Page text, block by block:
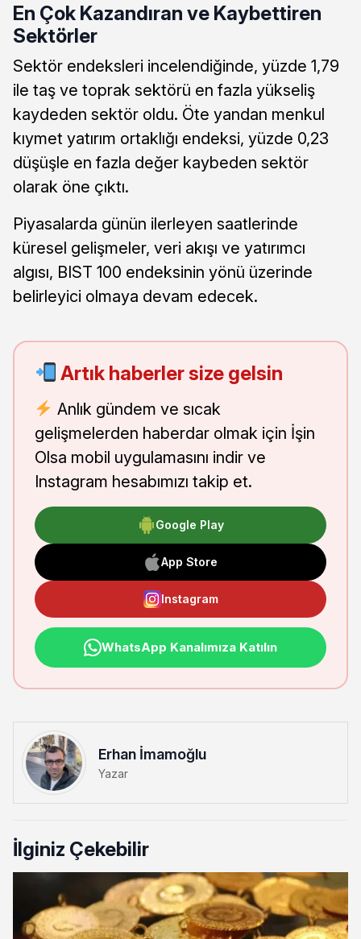
En Çok Kazandıran ve Kaybettiren
Sektörler
Sektör endeksleri incelendiğinde, yüzde 1,79
ile taş ve toprak sektörü en fazla yükseliş
kaydeden sektör oldu. Öte yandan menkul
kıymet yatırım ortaklığı endeksi, yüzde 0,23
düşüşle en fazla değer kaybeden sektör
olarak öne çıktı.
Piyasalarda günün ilerleyen saatlerinde
küresel gelişmeler, veri akışı ve yatırımcı
algısı, BIST 100 endeksinin yönü üzerinde
belirleyici olmaya devam edecek.
Artık haberler size gelsin
Anlık gündem ve sıcak
gelişmelerden haberdar olmak için İşin
Olsa mobil uygulamasını indir ve
Instagram hesabımızı takip et.
Google Play
App Store
Instagram
WhatsApp Kanalımıza Katılın
Erhan İmamoğlu
Yazar
İlginiz Çekebilir